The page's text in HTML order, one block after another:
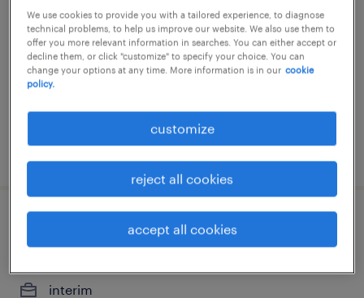
la montagne, pays-de-la-loire
interim
€38,000 - €55,000 per year
posted 24 july 2026
intégrateur projeteur - secteur naval h/f
interim
We use cookies to provide you with a tailored experience, to diagnose
technical problems, to help us improve our website. We also use them to
offer you more relevant information in searches. You can either accept or
decline them, or click "customize" to specify your choice. You can
change your options at any time. More information is in our cookie
policy.
customize
reject all cookies
accept all cookies